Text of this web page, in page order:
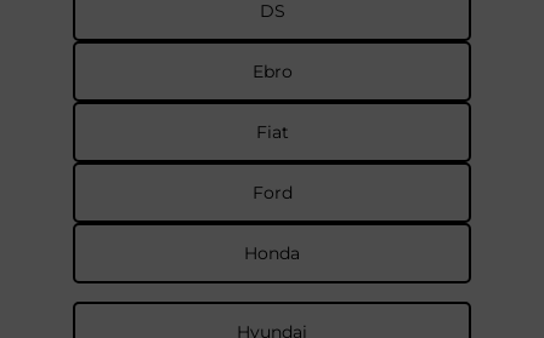
DS
Ebro
Fiat
Ford
Honda
Hyundai